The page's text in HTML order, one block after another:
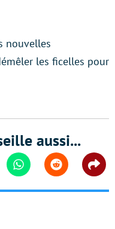
nouvelles
les ficelles pour
aussi...
WhatsappReddit